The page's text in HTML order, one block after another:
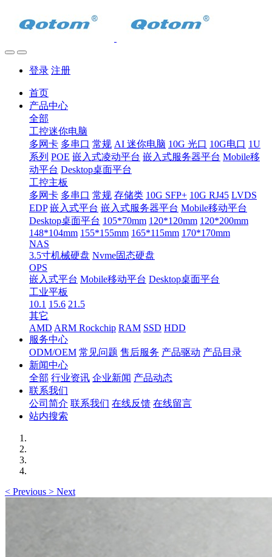
登录 注册
首页
产品中心
全部
工控迷你电脑
多网卡 多串口 常规 AI 迷你电脑 10G 光口 10G电口 1U
系列 POE 嵌入式凌动平台 嵌入式服务器平台 Mobile移
动平台 Desktop桌面平台
工控主板
多网卡 多串口 常规 存储类 10G SFP+ 10G RJ45 LVDS
EDP 嵌入式平台 嵌入式服务器平台 Mobile移动平台
Desktop桌面平台 105*70mm 120*120mm 120*200mm
148*104mm 155*155mm 165*115mm 170*170mm
NAS
3.5寸机械硬盘 Nvme固态硬盘
OPS
嵌入式平台 Mobile移动平台 Desktop桌面平台
工业平板
10.1 15.6 21.5
其它
AMD ARM Rockchip RAM SSD HDD
服务中心
ODM/OEM 常见问题 售后服务 产品驱动 产品目录
新闻中心
全部 行业资讯 企业新闻 产品动态
联系我们
公司简介 联系我们 在线反馈 在线留言
站内搜索
< Previous > Next